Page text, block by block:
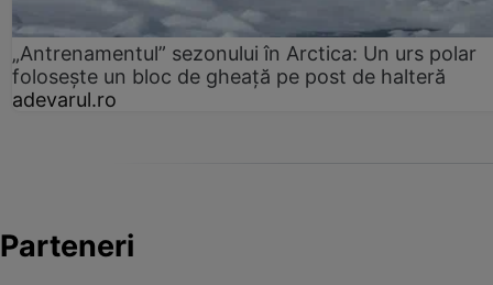
„Antrenamentul” sezonului în Arctica: Un urs polar
folosește un bloc de gheață pe post de halteră
adevarul.ro
Parteneri